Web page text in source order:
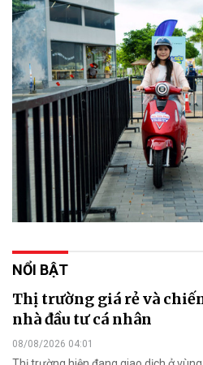
NỔI BẬT
Thị trường giá rẻ và
nhà đầu tư cá nhân
08/08/2026 04:01